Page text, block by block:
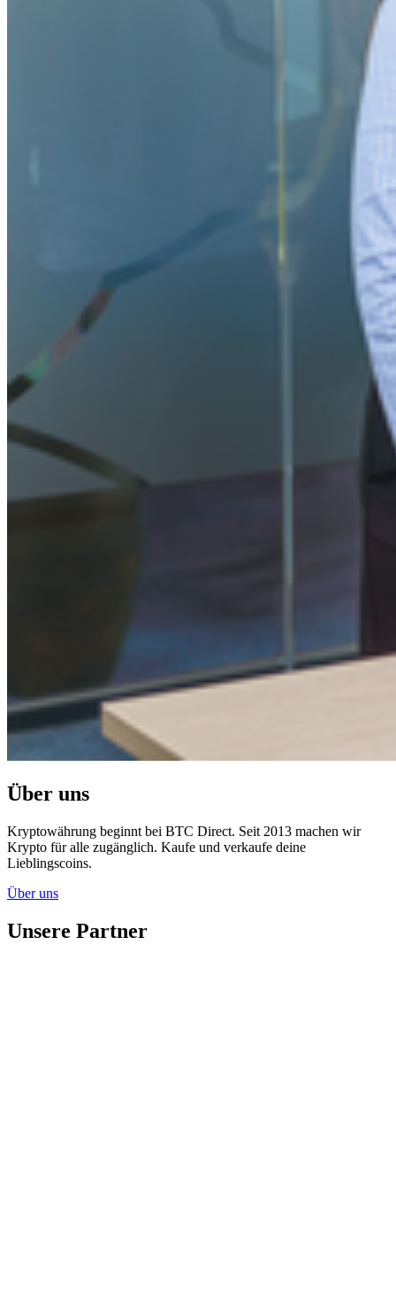
Über uns
Kryptowährung beginnt bei BTC Direct. Seit 2013 machen wir
Krypto für alle zugänglich. Kaufe und verkaufe deine
Lieblingscoins.
Über uns
Unsere Partner